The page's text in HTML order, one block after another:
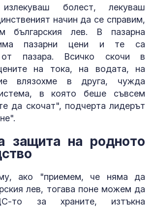
болест, лекуваш
начин да се справим,
българския лев. В пазарна
има пазарни цени и те са
от пазара. Всичко скочи в
на тока, на водата, на
влязохме в друга, чужда
в която беше съвсем
да скочат", подчерта лидерът
защита на родното
ако "приемем, че няма да
лев, тогава поне можем да
то за храните, изтъкна